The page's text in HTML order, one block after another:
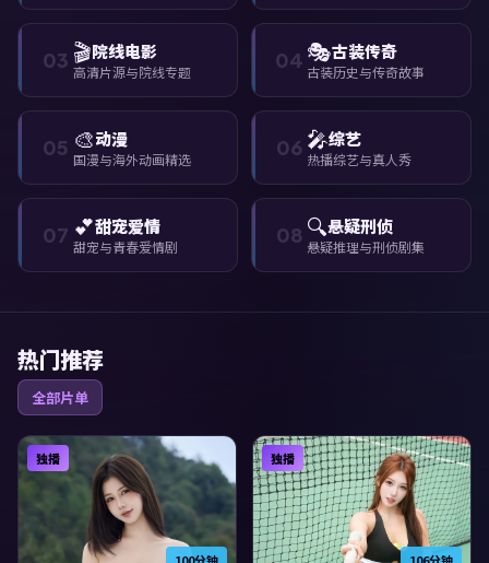
03 🎬院线电影
高清片源与院线专题 04 🎭古装传奇
古装历史与传奇故事
05 🎨动漫
国漫与海外动画精选 06 🎤综艺
热播综艺与真人秀
07 💕甜宠爱情
甜宠与青春爱情剧 08 🔍悬疑刑侦
悬疑推理与刑侦剧集
热门推荐
全部片单
100分钟
独播
106分钟
独播